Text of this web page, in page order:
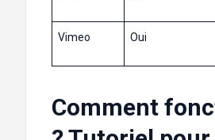
Vimeo Oui
Comment